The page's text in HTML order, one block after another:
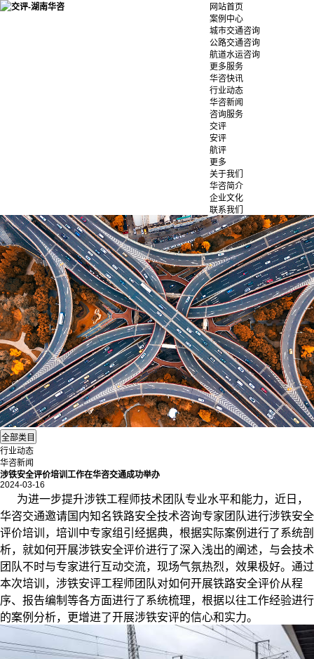
网站首页
案例中心
城市交通咨询
公路交通咨询
航道水运咨询
更多服务
华咨快讯
行业动态
华咨新闻
咨询服务
交评
安评
航评
更多
关于我们
华咨简介
企业文化
联系我们
行业动态
华咨新闻
涉铁安全评价培训工作在华咨交通成功举办
2024-03-16
为进一步提升涉铁工程师技术团队专业水平和能力，近日，
华咨交通邀请国内知名铁路安全技术咨询专家团队进行涉铁安全
评价培训，培训中专家组引经据典，根据实际案例进行了系统剖
析，就如何开展涉铁安全评价进行了深入浅出的阐述，与会技术
团队不时与专家进行互动交流，现场气氛热烈，效果极好。通过
本次培训，涉铁安评工程师团队对如何开展铁路安全评价从程
序、报告编制等各方面进行了系统梳理，根据以往工作经验进行
的案例分析，更增进了开展涉铁安评的信心和实力。